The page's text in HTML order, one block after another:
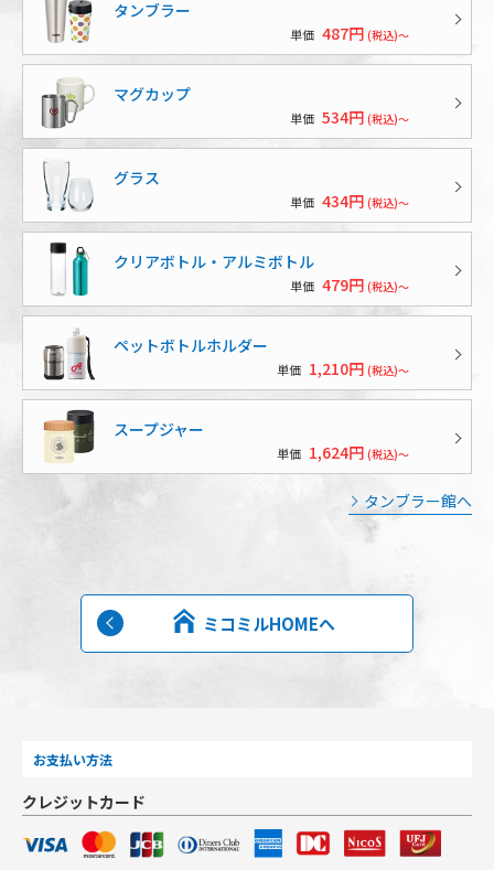
タンブラー
単価 487円 (税込)～
マグカップ
単価 534円 (税込)～
グラス
単価 434円 (税込)～
クリアボトル・アルミボトル
単価 479円 (税込)～
ペットボトルホルダー
単価 1,210円 (税込)～
スープジャー
単価 1,624円 (税込)～
タンブラー館へ
ミコミルHOMEへ
お支払い方法
クレジットカード